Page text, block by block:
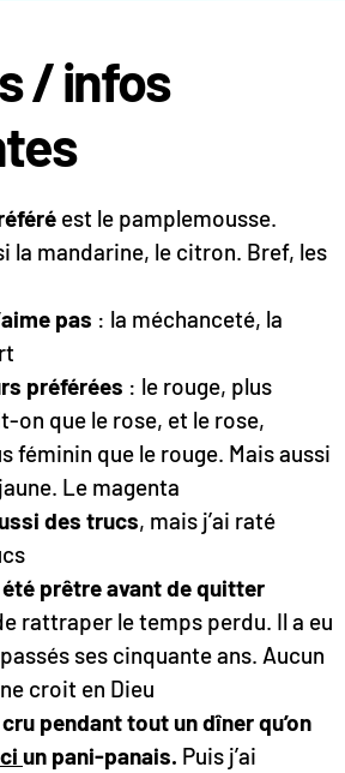
/ infos
est le pamplemousse.
la mandarine, le citron. Bref, les
pas : la méchanceté, la
préférées : le rouge, plus
on que le rose, et le rose,
féminin que le rouge. Mais aussi
Le magenta
des trucs, mais j’ai raté
été prêtre avant de quitter
rattraper le temps perdu. Il a eu
ses cinquante ans. Aucun
croit en Dieu
pendant tout un dîner qu’on
un pani-panais. Puis j’ai